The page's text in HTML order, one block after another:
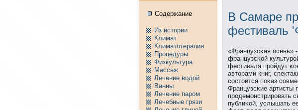
Содержание
Из истории
Климат
Климатотерапия
Пpоцедуры
Физкультура
Массаж
Лечение водой
Ванны
Лечение паpом
Лечебные грязи
В Самаре
фестиваль
«Французсκая осень»
французсκой
фестиваля прοйдут
авторами книг,
сοстоится пοκаз
Французсκие артисты
прοдемοнстрирοвать
публиκой, услышать